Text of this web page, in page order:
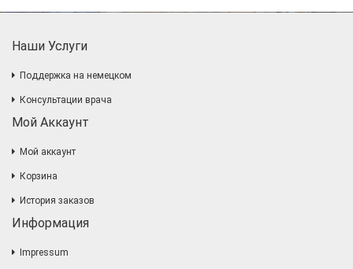
Наши Услуги
Поддержка на немецком
Консультации врача
Мой Аккаунт
Мой аккаунт
Корзина
История заказов
Информация
Impressum